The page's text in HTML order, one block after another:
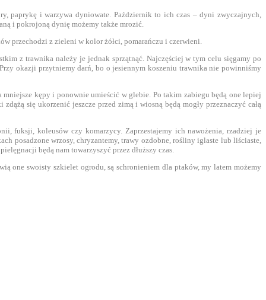
paprykę i warzywa dyniowate. Październik to ich czas – dyni zwyczajnych,
i pokrojoną dynię możemy także mrozić.
przechodzi z zieleni w kolor żółci, pomarańczu i czerwieni.
z trawnika należy je jednak sprzątnąć. Najczęściej w tym celu sięgamy po
okazji przytniemy darń, bo o jesiennym koszeniu trawnika nie powinniśmy
kępy i ponownie umieścić w glebie. Po takim zabiegu będą one lepiej
się ukorzenić jeszcze przed zimą i wiosną będą mogły przeznaczyć całą
fuksji, koleusów czy komarzycy. Zaprzestajemy ich nawożenia, rzadziej je
posadzone wrzosy, chryzantemy, trawy ozdobne, rośliny iglaste lub liściaste,
będą nam towarzyszyć przez dłuższy czas.
one swoisty szkielet ogrodu, są schronieniem dla ptaków, my latem możemy